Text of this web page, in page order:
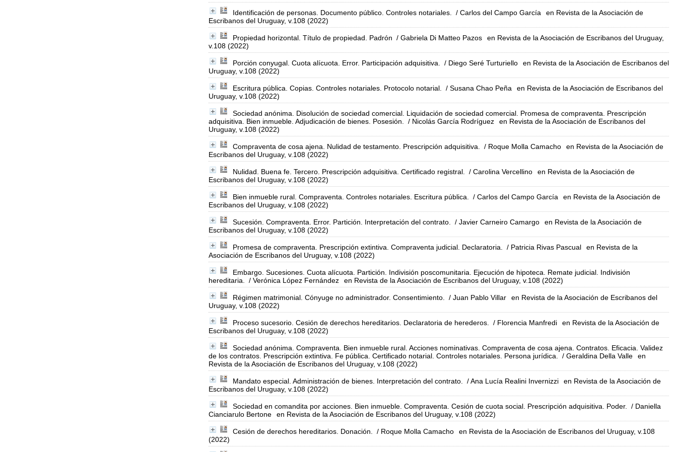
Identificación de personas. Documento público. Controles notariales. / Carlos del Campo García
en Revista de la Asociación de
Escribanos del Uruguay, v.108 (2022)
Propiedad horizontal. Título de propiedad. Padrón / Gabriela Di Matteo Pazos
en Revista de la Asociación de Escribanos del Uruguay,
v.108 (2022)
Porción conyugal. Cuota alícuota. Error. Participación adquisitiva. / Diego Seré Turturiello
en Revista de la Asociación de Escribanos del
Uruguay, v.108 (2022)
Escritura pública. Copias. Controles notariales. Protocolo notarial. / Susana Chao Peña
en Revista de la Asociación de Escribanos del
Uruguay, v.108 (2022)
Sociedad anónima. Disolución de sociedad comercial. Liquidación de sociedad comercial. Promesa de compraventa. Prescripción
adquisitiva. Bien inmueble. Adjudicación de bienes. Posesión.
/ Nicolás García Rodríguez
en Revista de la Asociación de Escribanos del
Uruguay, v.108 (2022)
Compraventa de cosa ajena. Nulidad de testamento. Prescripción adquisitiva. / Roque Molla Camacho
en Revista de la Asociación de
Escribanos del Uruguay, v.108 (2022)
Nulidad. Buena fe. Tercero. Prescripción adquisitiva. Certificado registral. / Carolina Vercellino
en Revista de la Asociación de
Escribanos del Uruguay, v.108 (2022)
Bien inmueble rural. Compraventa. Controles notariales. Escritura pública. / Carlos del Campo García
en Revista de la Asociación de
Escribanos del Uruguay, v.108 (2022)
Sucesión. Compraventa. Error. Partición. Interpretación del contrato. / Javier Carneiro Camargo
en Revista de la Asociación de
Escribanos del Uruguay, v.108 (2022)
Promesa de compraventa. Prescripción extintiva. Compraventa judicial. Declaratoria. / Patricia Rivas Pascual
en Revista de la
Asociación de Escribanos del Uruguay, v.108 (2022)
Embargo. Sucesiones. Cuota alícuota. Partición. Indivisión poscomunitaria. Ejecución de hipoteca. Remate judicial. Indivisión
hereditaria.
/ Verónica López Fernández en Revista de la Asociación de Escribanos del Uruguay, v.108 (2022)
Régimen matrimonial. Cónyuge no administrador. Consentimiento. / Juan Pablo Villar
en Revista de la Asociación de Escribanos del
Uruguay, v.108 (2022)
Proceso sucesorio. Cesión de derechos hereditarios. Declaratoria de herederos. / Florencia Manfredi
en Revista de la Asociación de
Escribanos del Uruguay, v.108 (2022)
Sociedad anónima. Compraventa. Bien inmueble rural. Acciones nominativas. Compraventa de cosa ajena. Contratos. Eficacia. Validez
de los contratos. Prescripción extintiva. Fe pública. Certificado notarial. Controles notariales. Persona jurídica.
/ Geraldina Della Valle
en
Revista de la Asociación de Escribanos del Uruguay, v.108 (2022)
Mandato especial. Administración de bienes. Interpretación del contrato. / Ana Lucía Realini Invernizzi
en Revista de la Asociación de
Escribanos del Uruguay, v.108 (2022)
Sociedad en comandita por acciones. Bien inmueble. Compraventa. Cesión de cuota social. Prescripción adquisitiva. Poder.
/ Daniella
Cianciarulo Bertone
en Revista de la Asociación de Escribanos del Uruguay, v.108 (2022)
Cesión de derechos hereditarios. Donación. / Roque Molla Camacho
en Revista de la Asociación de Escribanos del Uruguay, v.108
(2022)